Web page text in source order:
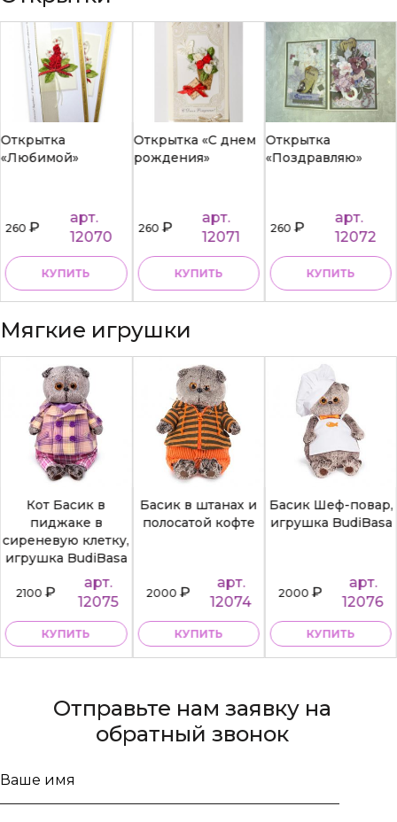
Открытка
«Любимой»
260₽
арт.
12070
КУПИТЬ
Открытка «С днем
рождения»
260₽
арт.
12071
КУПИТЬ
Открытка
«Поздравляю»
260₽
арт.
12072
КУПИТЬ
Мягкие игрушки
Кот Басик в
пиджаке в
сиреневую клетку,
игрушка BudiBasa
2100₽
арт.
12075
КУПИТЬ
Басик в штанах и
полосатой кофте
2000₽
арт.
12074
КУПИТЬ
Басик Шеф-повар,
игрушка BudiBasa
2000₽
арт.
12076
КУПИТЬ
Отправьте нам заявку на
обратный звонок